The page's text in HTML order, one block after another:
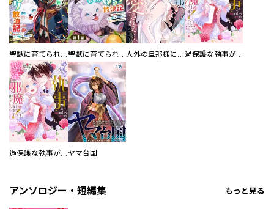
聖獣に育てられた少年の異世界ゆるり放浪記～神様からもらったチート魔法で、仲間たちとスローライフを満喫中～ 聖獣に育てられた少年の異世界ゆるり放浪記～神様からもらったチート魔法で、仲間たちとスローライフを満喫中～【分冊版】 人外の旦那様に娶られ毎晩ナカまで愛される…。アンソロジー 過保護な執事が私の婚活を邪魔してきます！ 分冊版
過保護な執事が私の婚活を邪魔してきます！ ヤマ台国
アンソロジー・短編集 もっと見る